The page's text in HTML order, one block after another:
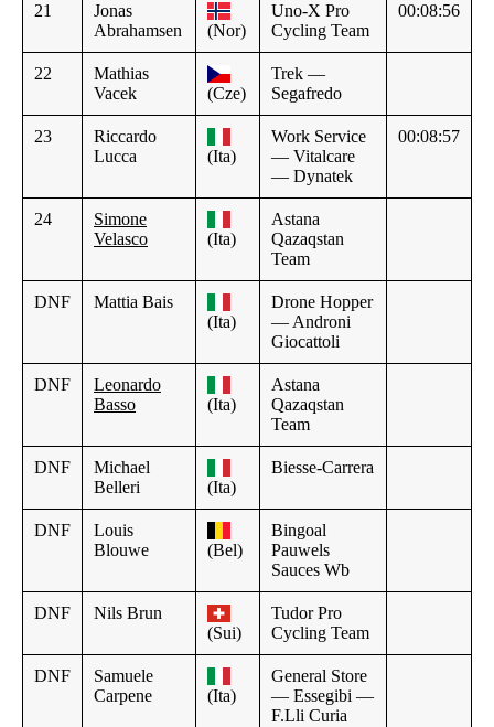
21
Jonas
Abrahamsen
(Nor)
Uno-X Pro
Cycling Team
00:08:56
22
Mathias
Vacek
(Cze)
Trek —
Segafredo
23
Riccardo
Lucca
(Ita)
Work Service
— Vitalcare
— Dynatek
00:08:57
24
Simone
Velasco
(Ita)
Astana
Qazaqstan
Team
DNF
Mattia Bais
(Ita)
Drone Hopper
— Androni
Giocattoli
DNF
Leonardo
Basso
(Ita)
Astana
Qazaqstan
Team
DNF
Michael
Belleri
(Ita)
Biesse-Carrera
DNF
Louis
Blouwe
(Bel)
Bingoal
Pauwels
Sauces Wb
DNF
Nils Brun
(Sui)
Tudor Pro
Cycling Team
DNF
Samuele
Carpene
(Ita)
General Store
— Essegibi —
F.Lli Curia